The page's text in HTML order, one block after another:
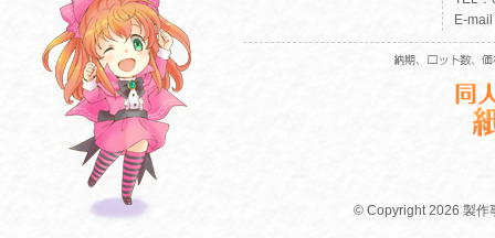
E-
© Copyright 2026 製作